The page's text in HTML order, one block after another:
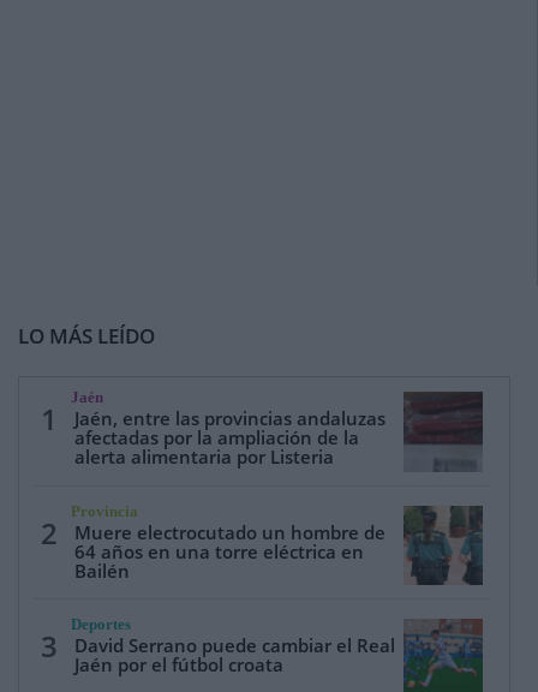
LO MÁS LEÍDO
1
Jaén
Jaén, entre las provincias andaluzas
afectadas por la ampliación de la
alerta alimentaria por Listeria
2
Provincia
Muere electrocutado un hombre de
64 años en una torre eléctrica en
Bailén
3
Deportes
David Serrano puede cambiar el Real
Jaén por el fútbol croata